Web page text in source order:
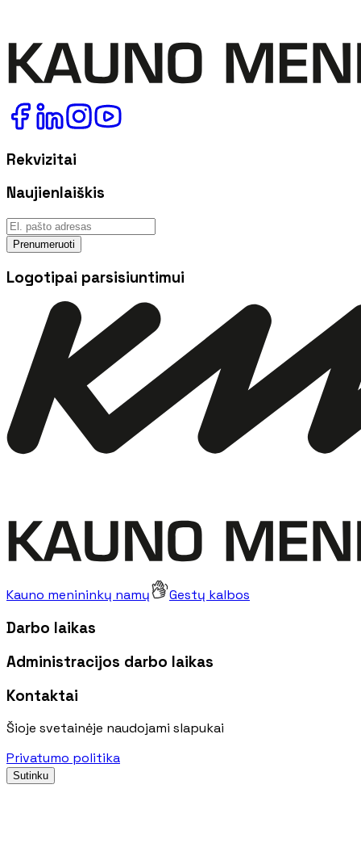
Rekvizitai
Naujienlaiškis
Prenumeruoti
Logotipai parsisiuntimui
Kauno menininkų namų Gestų kalbos
Darbo laikas
Administracijos darbo laikas
Kontaktai
Šioje svetainėje naudojami slapukai
Privatumo politika
Sutinku